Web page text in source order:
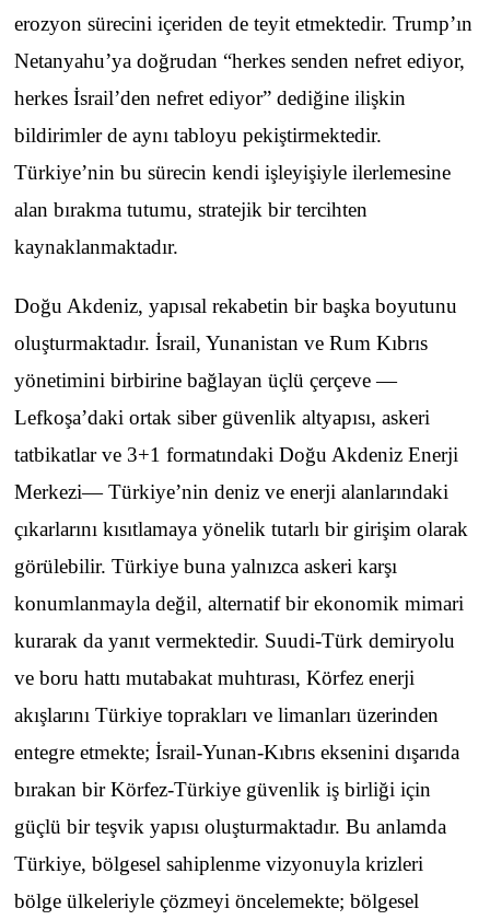
erozyon sürecini içeriden de teyit etmektedir. Trump’ın
Netanyahu’ya doğrudan “herkes senden nefret ediyor,
herkes İsrail’den nefret ediyor” dediğine ilişkin
bildirimler de aynı tabloyu pekiştirmektedir.
Türkiye’nin bu sürecin kendi işleyişiyle ilerlemesine
alan bırakma tutumu, stratejik bir tercihten
kaynaklanmaktadır.
Doğu Akdeniz, yapısal rekabetin bir başka boyutunu
oluşturmaktadır. İsrail, Yunanistan ve Rum Kıbrıs
yönetimini birbirine bağlayan üçlü çerçeve —
Lefkoşa’daki ortak siber güvenlik altyapısı, askeri
tatbikatlar ve 3+1 formatındaki Doğu Akdeniz Enerji
Merkezi— Türkiye’nin deniz ve enerji alanlarındaki
çıkarlarını kısıtlamaya yönelik tutarlı bir girişim olarak
görülebilir. Türkiye buna yalnızca askeri karşı
konumlanmayla değil, alternatif bir ekonomik mimari
kurarak da yanıt vermektedir. Suudi-Türk demiryolu
ve boru hattı mutabakat muhtırası, Körfez enerji
akışlarını Türkiye toprakları ve limanları üzerinden
entegre etmekte; İsrail-Yunan-Kıbrıs eksenini dışarıda
bırakan bir Körfez-Türkiye güvenlik iş birliği için
güçlü bir teşvik yapısı oluşturmaktadır. Bu anlamda
Türkiye, bölgesel sahiplenme vizyonuyla krizleri
bölge ülkeleriyle çözmeyi öncelemekte; bölgesel